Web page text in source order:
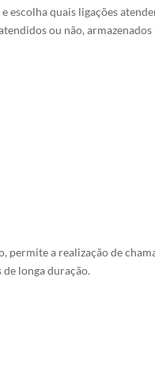
escolha quais ligações
ou não,
permite a realização de
longa duração.